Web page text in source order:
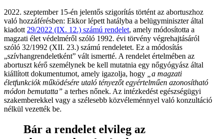
2022. szeptember 15-én jelentős szigorítás történt az abortuszhoz
való hozzáférésben: Ekkor lépett hatályba a belügyminiszter által
kiadott 29/2022 (IX. 12.) számú rendelet, amely módosította a
magzati élet védelméről szóló 1992. évi törvény végrehajtásáról
szóló 32/1992 (XII. 23.) számú rendeletet. Ez a módosítás
„szívhangrendeletként” vált ismertté. A rendelet értelmében az
abortuszt kérő személynek be kell mutatnia egy nőgyógyász által
kiállított dokumentumot, amely igazolja, hogy
„a magzati
életfunkciók működésére utaló tényezőt egyértelműen azonosítható
módon bemutatta” a terhes nőnek. Az intézkedést egészségügyi
szakemberekkel vagy a szélesebb közvéleménnyel való konzultáció
nélkül vezették be.
Bár a rendelet elvileg az